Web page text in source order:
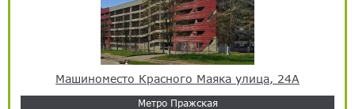
Машиноместо Красного Маяка улица, 24А
Метро Пражская